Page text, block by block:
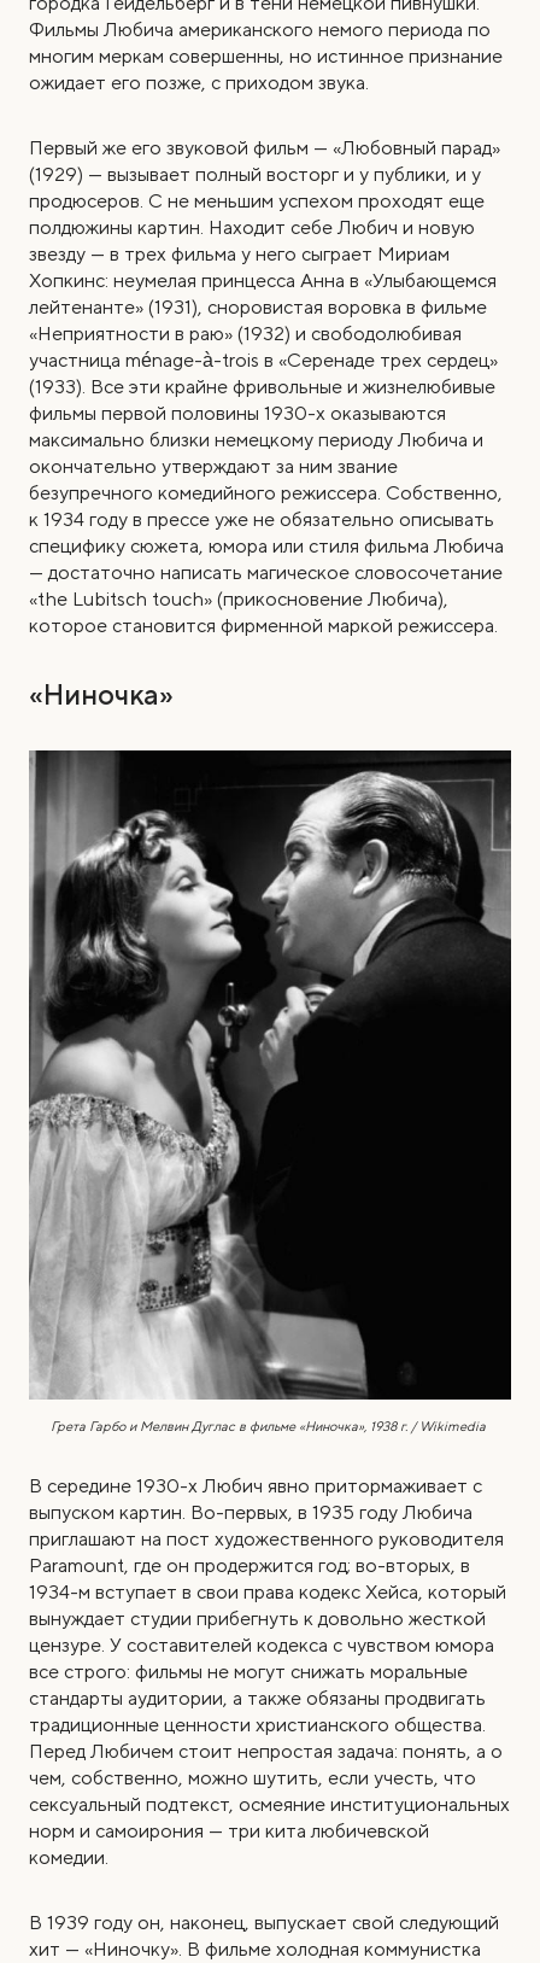
Фильмы Любича американского немого периода по
многим меркам совершенны, но истинное признание
ожидает его позже, с приходом звука.
Первый же его звуковой фильм — «Любовный парад»
(1929) — вызывает полный восторг и у публики, и у
продюсеров. С не меньшим успехом проходят еще
полдюжины картин. Находит себе Любич и новую
звезду — в трех фильма у него сыграет Мириам
Хопкинс: неумелая принцесса Анна в «Улыбающемся
лейтенанте» (1931), сноровистая воровка в фильме
«Неприятности в раю» (1932) и свободолюбивая
участница ménage-à-trois в «Серенаде трех сердец»
(1933). Все эти крайне фривольные и жизнелюбивые
фильмы первой половины 1930-х оказываются
максимально близки немецкому периоду Любича и
окончательно утверждают за ним звание
безупречного комедийного режиссера. Собственно,
к 1934 году в прессе уже не обязательно описывать
специфику сюжета, юмора или стиля фильма Любича
— достаточно написать магическое словосочетание
«the Lubitsch touch» (прикосновение Любича),
которое становится фирменной маркой режиссера.
«Ниночка»
Грета Гарбо и Мелвин Дуглас в фильме «Ниночка», 1938 г. / Wikimedia
В середине 1930-х Любич явно притормаживает с
выпуском картин. Во-первых, в 1935 году Любича
приглашают на пост художественного руководителя
Paramount, где он продержится год; во-вторых, в
1934-м вступает в свои права кодекс Хейса, который
вынуждает студии прибегнуть к довольно жесткой
цензуре. У составителей кодекса с чувством юмора
все строго: фильмы не могут снижать моральные
стандарты аудитории, а также обязаны продвигать
традиционные ценности христианского общества.
Перед Любичем стоит непростая задача: понять, а о
чем, собственно, можно шутить, если учесть, что
сексуальный подтекст, осмеяние институциональных
норм и самоирония — три кита любичевской
комедии.
В 1939 году он, наконец, выпускает свой следующий
хит — «Ниночку». В фильме холодная коммунистка